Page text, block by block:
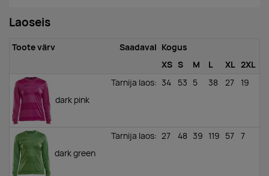
Laoseis
Toote värv Saadaval Kogus
XS S M L XL 2XL
dark pink
Tarnija laos: 34 53 5 38 27 19
dark green
Tarnija laos: 27 48 39 119 57 7